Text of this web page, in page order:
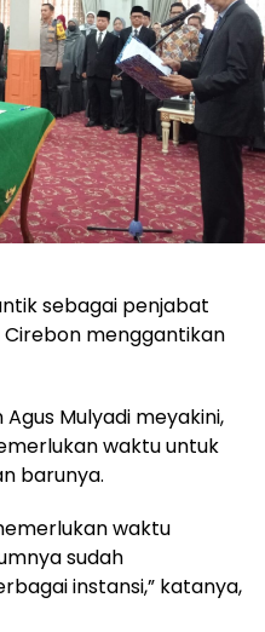
sebagai penjabat
menggantikan
Mulyadi meyakini,
waktu untuk
barunya.
waktu
sudah
instansi,” katanya,